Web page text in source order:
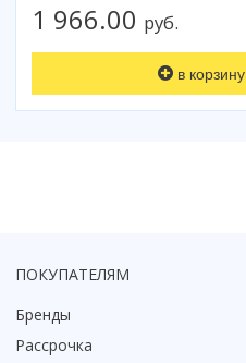
1 966.00 руб.
в корзину
ПОКУПАТЕЛЯМ
Бренды
Рассрочка